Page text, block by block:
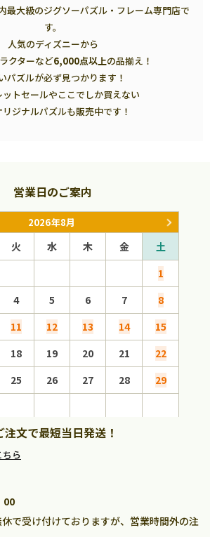
最大級のジグソーパズル・フレーム専門店で
す。
人気のディズニーから
クターなど6,000点以上の品揃え！
パズルが必ず見つかります！
ットセールやここでしか買えない
リジナルパズルも販売中です！
営業日のご案内
2026年8月
火 水 木 金
土
1
4 5 6 7
8
11 12 13 14
15
18 19 20 21
22
25 26 27 28
29
文で最短当日発送！
ちら
00
で受け付けておりますが、営業時間外の注